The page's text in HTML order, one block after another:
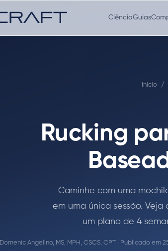
CiênciaGuias
Início /
Rucking
Caminhe com uma
em uma única sessão.
um plano de 4
Domenic Angelino, MS, MPH, CSCS, CPT· Publicado em